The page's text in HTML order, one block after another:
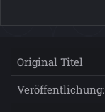
Original Titel
Veröffentlichung: